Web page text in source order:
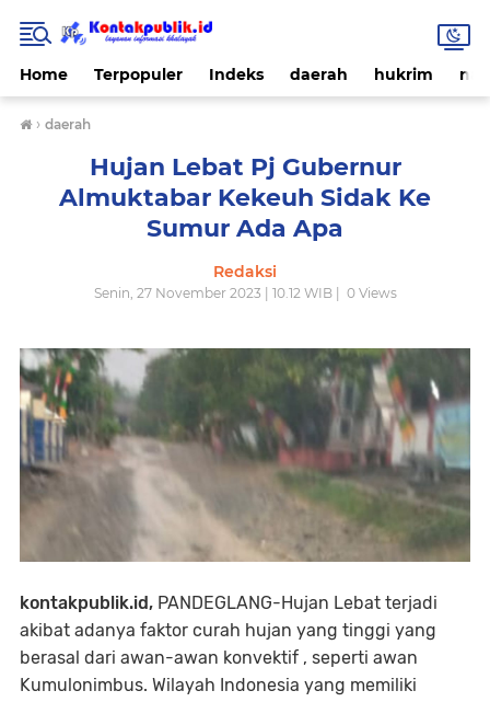
Home Terpopuler Indeks daerah hukrim
› daerah
Hujan Lebat Pj Gubernur
Almuktabar Kekeuh Sidak Ke
Sumur Ada Apa
Redaksi
Senin, 27 November 2023 | 10.12 WIB | 0Views
kontakpublik.id, PANDEGLANG-Hujan Lebat terjadi
akibat adanya faktor curah hujan yang tinggi yang
berasal dari awan-awan konvektif , seperti awan
Kumulonimbus. Wilayah Indonesia yang memiliki